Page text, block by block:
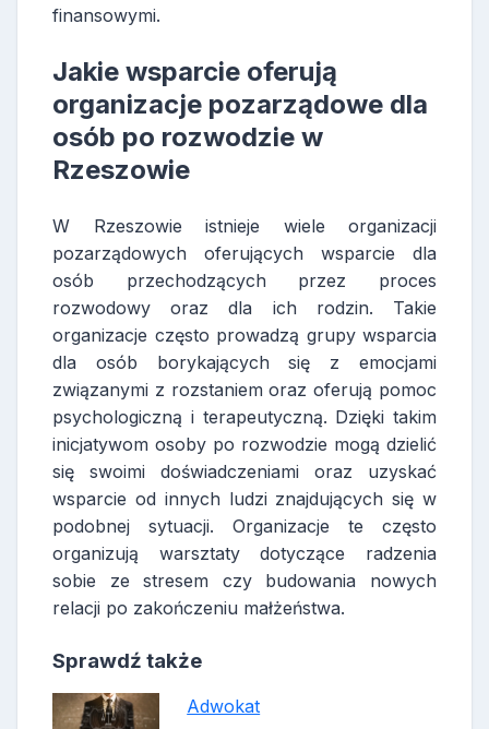
finansowymi.
Jakie wsparcie oferują
organizacje pozarządowe dla
osób po rozwodzie w
Rzeszowie
W Rzeszowie istnieje wiele organizacji
pozarządowych oferujących wsparcie dla
osób przechodzących przez proces
rozwodowy oraz dla ich rodzin. Takie
organizacje często prowadzą grupy wsparcia
dla osób borykających się z emocjami
związanymi z rozstaniem oraz oferują pomoc
psychologiczną i terapeutyczną. Dzięki takim
inicjatywom osoby po rozwodzie mogą dzielić
się swoimi doświadczeniami oraz uzyskać
wsparcie od innych ludzi znajdujących się w
podobnej sytuacji. Organizacje te często
organizują warsztaty dotyczące radzenia
sobie ze stresem czy budowania nowych
relacji po zakończeniu małżeństwa.
Sprawdź także
Adwokat